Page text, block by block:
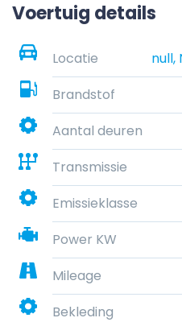
Voertuig details
Locatie
null,
Brandstof
Aantal deuren
Transmissie
Emissieklasse
Power KW
Mileage
Bekleding